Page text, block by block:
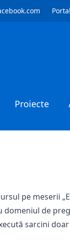
Proiecte
pe meserii
domeniul de
sarcini